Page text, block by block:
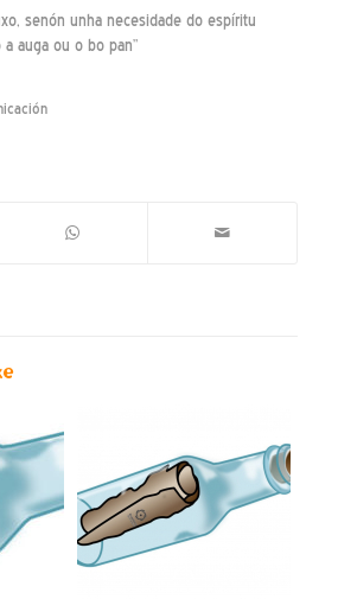
senón unha necesidade do espíritu
auga ou o bo pan”